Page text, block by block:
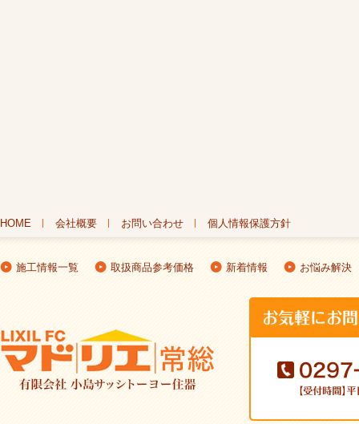
HOME 会社概要 お問い合わせ 個人情報保護方針
施工情報一覧 取扱商品参考価格 新着情報 お悩み解決